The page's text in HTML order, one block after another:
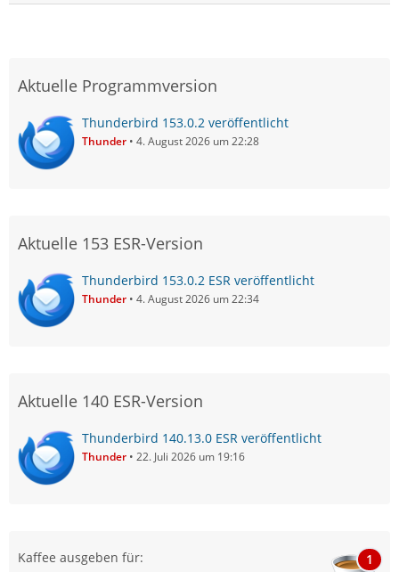
Aktuelle Programmversion
Thunderbird 153.0.2 veröffentlicht
Thunder 4. August 2026 um 22:28
Aktuelle 153 ESR-Version
Thunderbird 153.0.2 ESR veröffentlicht
Thunder 4. August 2026 um 22:34
Aktuelle 140 ESR-Version
Thunderbird 140.13.0 ESR veröffentlicht
Thunder 22. Juli 2026 um 19:16
Kaffee ausgeben für: 1